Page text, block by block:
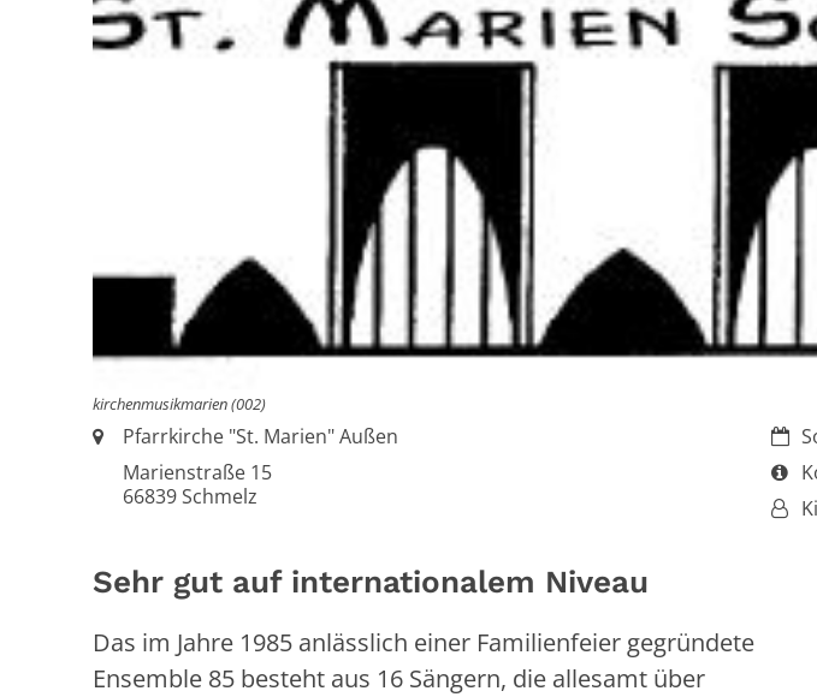
kirchenmusikmarien (002)
Art
Von:
Ort:Pfarrkirche "St. Marien" Außen
Marienstraße 15
66839Schmelz
Sehr gut auf internationalem Niveau
Das im Jahre 1985 anlässlich einer Familienfeier gegründete
Ensemble 85 besteht aus 16 Sängern, die allesamt über